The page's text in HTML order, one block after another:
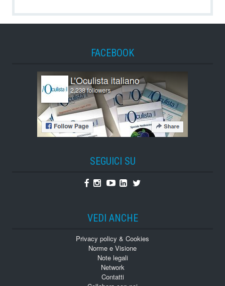
FACEBOOK
SEGUICI SU
Facebook
Instagram
YoutubeLinkedin
Twitter
VEDI ANCHE
Privacy policy & Cookies
Norme e Visione
Note legali
Network
Contatti